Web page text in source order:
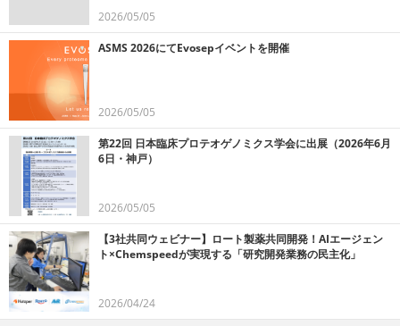
2026/05/05
ASMS 2026にてEvosepイベントを開催
2026/05/05
第22回 日本臨床プロテオゲノミクス学会に出展（2026年6月
6日・神戸）
2026/05/05
【3社共同ウェビナー】ロート製薬共同開発！AIエージェン
ト×Chemspeedが実現する「研究開発業務の民主化」
2026/04/24